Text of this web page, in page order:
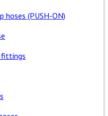
hoses (PUSH-ON)
fittings